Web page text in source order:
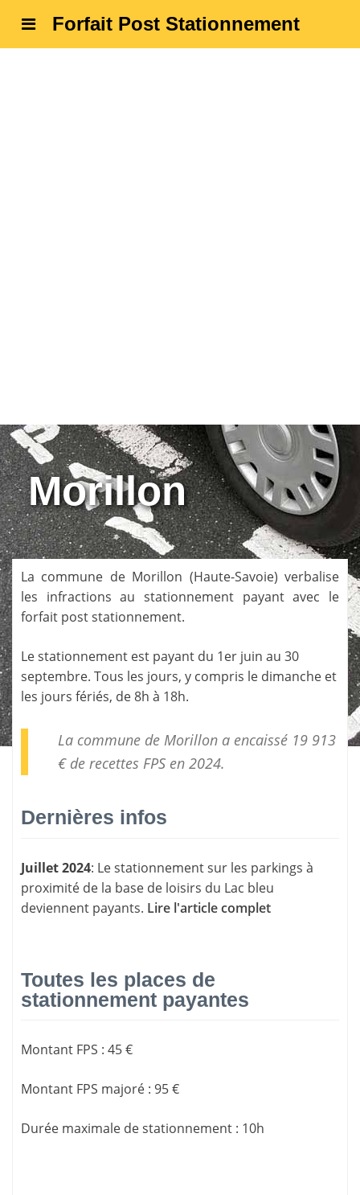
Forfait Post Stationnement
Morillon
La commune de Morillon (Haute-Savoie) verbalise
les infractions au stationnement payant avec le
forfait post stationnement.
Le stationnement est payant du 1er juin au 30
septembre. Tous les jours, y compris le dimanche et
les jours fériés, de 8h à 18h.
La commune de Morillon a encaissé 19 913
€ de recettes FPSen 2024.
Dernières infos
Juillet 2024: Le stationnement sur les parkings à
proximité de la base de loisirs du Lac bleu
deviennent payants. Lire l'article complet
Toutes les places de
stationnement payantes
Montant FPS : 45 €
Montant FPS majoré : 95 €
Durée maximale de stationnement : 10h